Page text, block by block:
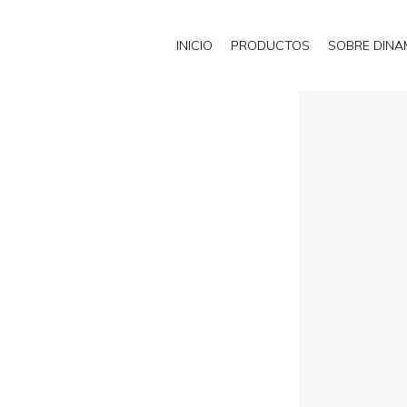
INICIO PRODUCTOS SOBRE